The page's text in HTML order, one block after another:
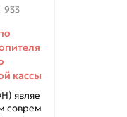
933
кассы
являе
соврем